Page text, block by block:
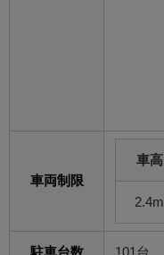
車両制限
車高
2.4m
駐車台数 101台